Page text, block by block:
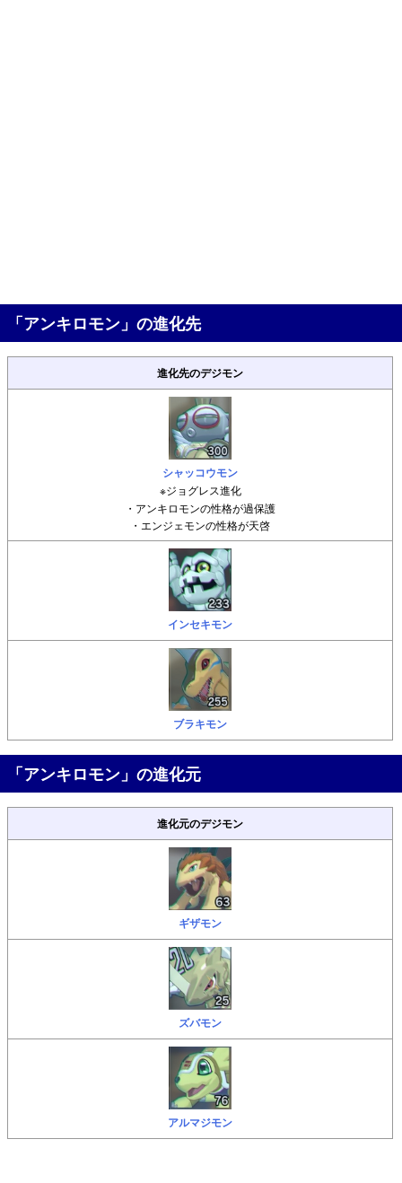
「アンキロモン」の進化先
進化先のデジモン
シャッコウモン
※ジョグレス進化
・アンキロモンの性格が過保護
・エンジェモンの性格が天啓
インセキモン
ブラキモン
「アンキロモン」の進化元
進化元のデジモン
ギザモン
ズバモン
アルマジモン